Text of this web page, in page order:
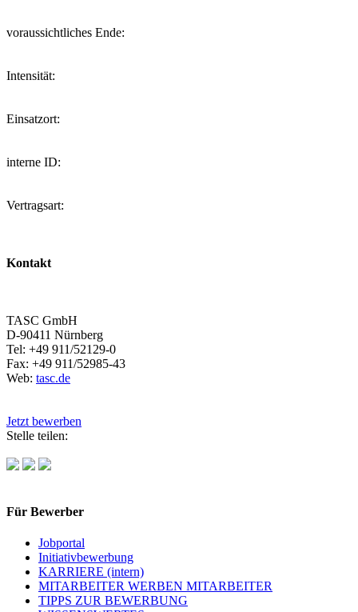
voraussichtliches Ende:
Intensität:
Einsatzort:
interne ID:
Vertragsart:
Kontakt
TASC GmbH
D-90411 Nürnberg
Tel: +49 911/52129-0
Fax: +49 911/52985-43
Web: tasc.de
Jetzt bewerben
Stelle teilen:
Für Bewerber
Jobportal
Initiativbewerbung
KARRIERE (intern)
MITARBEITER WERBEN MITARBEITER
TIPPS ZUR BEWERBUNG